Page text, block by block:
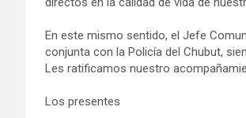
En este mismo sentido, el Jefe
conjunta con la Policía del Chubut,
Les ratificamos nuestro
Los presentes